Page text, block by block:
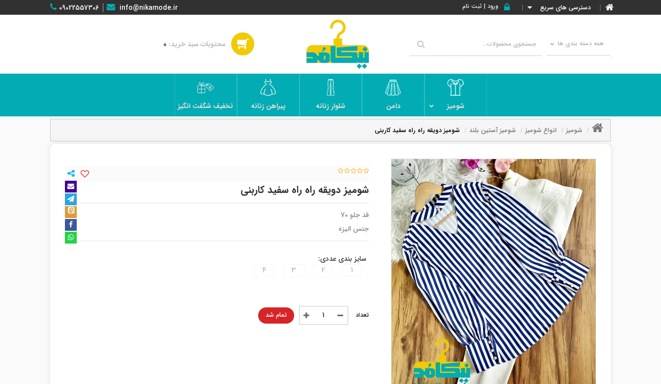
دسترسی های سریع ورود | ثبت نام 09022557306 info@nikamode.ir
همه دسته بندی ها 0
شومیز دامن شلوار زنانه پیراهن زنانه تخفیف شگفت انگیز
شومیز انواع شومیز شومیز آستین بلند شومیز دویقه راه راه سفید کاربنی
شومیز دویقه راه راه سفید کاربنی
قد جلو 70
جنس الیزه
سایز بندی عددی:
1
2
3
4
تمام شد